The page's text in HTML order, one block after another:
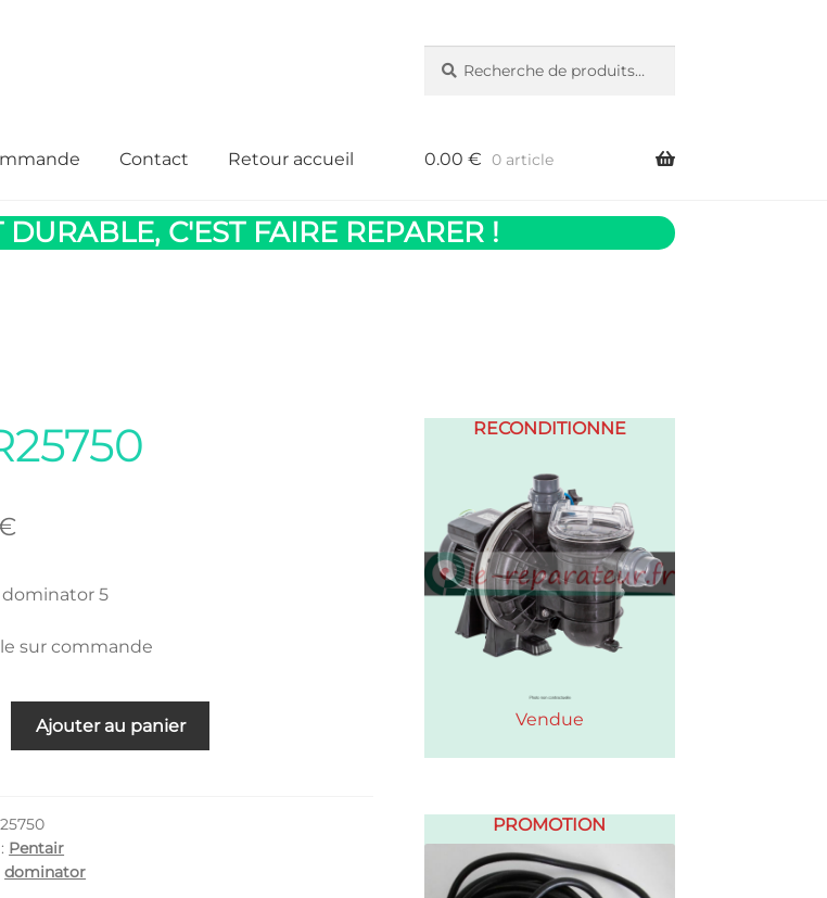
pour :
Contact Retour accueil 0.00 € 0 article
C'EST FAIRE REPARER !
5
sur commande
Ajouter au panier
Pentair
dominator
RECONDITIONNE
Vendue
PROMOTION